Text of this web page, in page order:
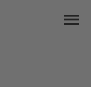
menu